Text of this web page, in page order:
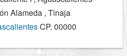
Alameda , Tinaja
CP. 00000